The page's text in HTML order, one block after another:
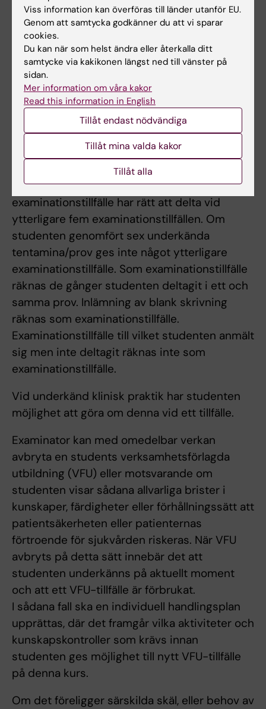
en skriftlig tentamen.Betyg: U/G.
Moment 2 -Tillämpad metodik, 3 hp
examineras med loggbok och
bedömningsformulär för verksamhetsförlagd
utbildning. Betyg U/G.
För betyg G på hel kurs krävs G i båda
momenten.
Samtliga demonstrationer, laborationer,
metodträningar är obligatoriska.
Student som ej är godkänd efter ordinarie
examinationstillfälle har rätt att delta vid
ytterligare fem examinationstillfällen. Om
studenten genomfört sex underkända
tentamina/prov ges inte något ytterligare
examinationstillfälle. Som examinationstillfälle
räknas de gånger studenten deltagit i ett och
samma prov. Inlämning av blank skrivning
räknas som examinationstillfälle.
Examinationstillfälle till vilket studenten anmält
sig men inte deltagit räknas inte som
examinationstillfälle.
Vid underkänd klinisk praktik har studenten
möjlighet att göra om denna vid ett tillfälle.
Examinator kan med omedelbar verkan
avbryta en students verksamhetsförlagda
utbildning (VFU) eller motsvarande om
studenten visar sådana allvarliga brister i
kunskaper, färdigheter eller förhållningssätt att
patientsäkerheten eller patienternas
förtroende för sjukvården riskeras. När VFU
avbryts på detta sätt innebär det att
studenten underkänns på aktuellt moment
och att ett VFU-tillfälle är förbrukat.
I sådana fall ska en individuell handlingsplan
upprättas, där det framgår vilka aktiviteter och
kunskapskontroller som krävs innan
studenten ges möjlighet till nytt VFU-tillfälle
på denna kurs.
Om det föreligger särskilda skäl, eller behov av
Viss information kan överföras till länder utanför EU.
Genom att samtycka godkänner du att vi sparar
cookies.
Du kan när som helst ändra eller återkalla ditt
samtycke via kakikonen längst ned till vänster på
sidan.
Mer information om våra kakor
Read this information in English
Tillåt endast nödvändiga
Tillåt mina valda kakor
Tillåt alla